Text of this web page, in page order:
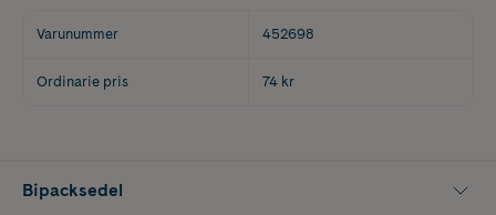
Varunummer 452698
Ordinarie pris 74 kr
Bipacksedel